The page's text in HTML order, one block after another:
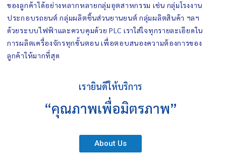
ของลูกค้าได้อย่างหลากหลายกลุ่มอุตสาหกรรม เช่น กลุ่มโรงงาน
ประกอบรถยนต์ กลุ่มผลิตชิ้นส่วนยานยนต์ กลุ่มผลิตสินค้า ฯลฯ
ด้วยระบบไฟฟ้าและควบคุมด้วย PLC เราใส่ใจทุกรายละเอียดใน
การผลิตเครื่องจักรทุกขั้นตอน เพื่อตอบสนองความต้องการของ
ลูกค้าให้มากที่สุด
เรายินดีให้บริการ
“คุณภาพเพื่อมิตรภาพ”
About Us